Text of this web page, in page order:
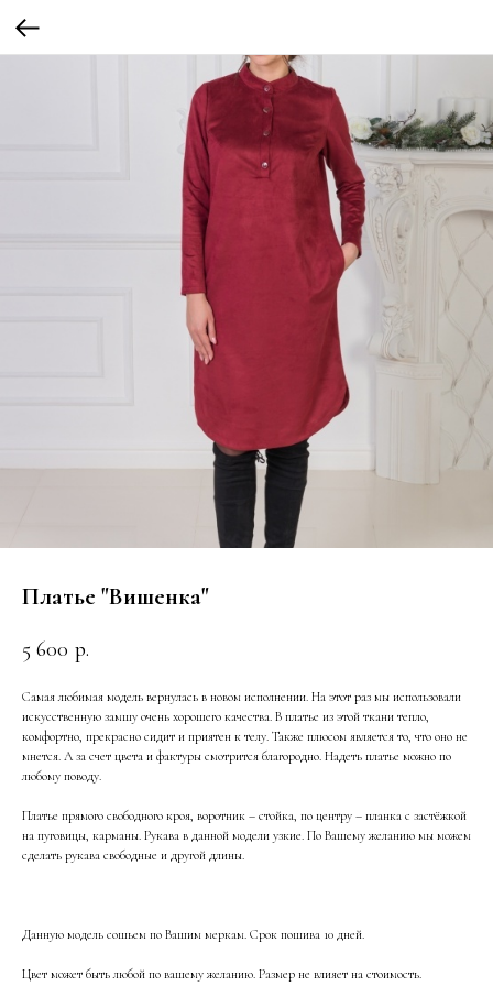
Платье "Вишенка"
5 600 р.
Самая любимая модель вернулась в новом исполнении. На этот раз мы использовали
искусственную замшу очень хорошего качества. В платье из этой ткани тепло,
комфортно, прекрасно сидит и приятен к телу. Также плюсом является то, что оно не
мнется. А за счет цвета и фактуры смотрится благородно. Надеть платье можно по
любому поводу.
Платье прямого свободного кроя, воротник – стойка, по центру – планка с застёжкой
на пуговицы, карманы. Рукава в данной модели узкие. По Вашему желанию мы можем
сделать рукава свободные и другой длины.
Данную модель сошьем по Вашим меркам. Срок пошива 10 дней.
Цвет может быть любой по вашему желанию. Размер не влияет на стоимость.